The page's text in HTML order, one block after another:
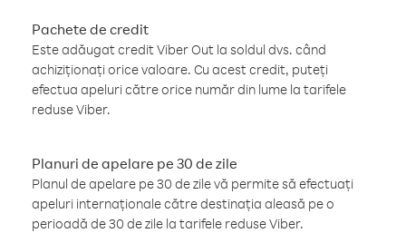
Pachete de credit
Este adăugat credit Viber Out la soldul dvs. când
achiziționați orice valoare. Cu acest credit, puteți
efectua apeluri către orice număr din lume la tarifele
reduse Viber.
Planuri de apelare pe 30 de zile
Planul de apelare pe 30 de zile vă permite să efectuați
apeluri internaționale către destinația aleasă pe o
perioadă de 30 de zile la tarifele reduse Viber.